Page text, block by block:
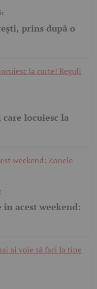
prins după o
locuiesc la
în acest weekend: